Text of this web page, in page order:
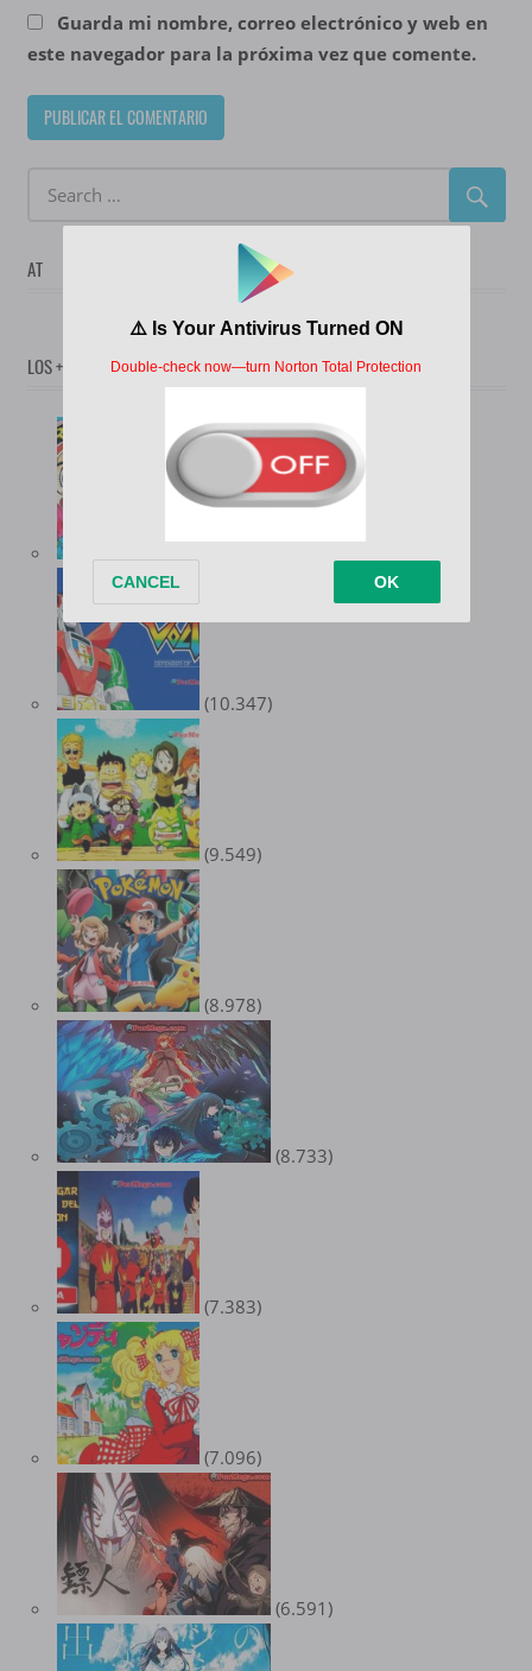
Guarda mi nombre, correo electrónico y web en
este navegador para la próxima vez que comente.
AT
LOS + POPULARES
(10.347)
(9.549)
(8.978)
(8.733)
(7.383)
(7.096)
(6.591)